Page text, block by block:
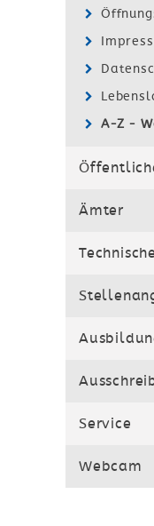
A-Z -
Ämter
Service
Webcam